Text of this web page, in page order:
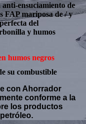
ensuciamiento de
FAP mariposa de / y
del
y humos
humos negros
su combustible
con Ahorrador
conforme a la
los productos